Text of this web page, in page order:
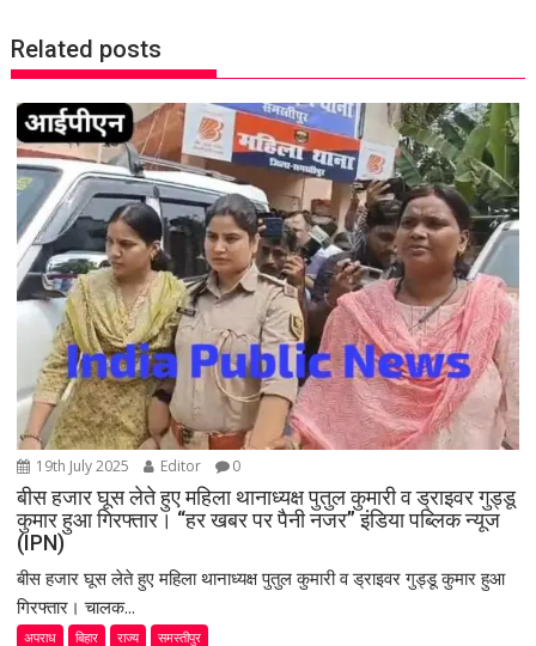
n
a
v
g
a
t
i
o
n
Related posts
19th July 2025 Editor 0
बीस हजार घूस लेते हुए महिला थानाध्यक्ष पुतुल कुमारी व ड्राइवर गुड्डू
कुमार हुआ गिरफ्तार। “हर खबर पर पैनी नजर” इंडिया पब्लिक न्यूज
(IPN)
बीस हजार घूस लेते हुए महिला थानाध्यक्ष पुतुल कुमारी व ड्राइवर गुड्डू कुमार हुआ
गिरफ्तार। चालक...
अपराध बिहार राज्य समस्तीपुर